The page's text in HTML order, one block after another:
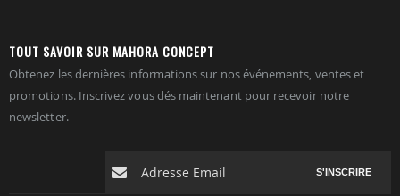
TOUT SAVOIR SUR MAHORA CONCEPT
Obtenez les dernières informations sur nos événements, ventes et
promotions. Inscrivez vous dés maintenant pour recevoir notre
newsletter.
S'INSCRIRE